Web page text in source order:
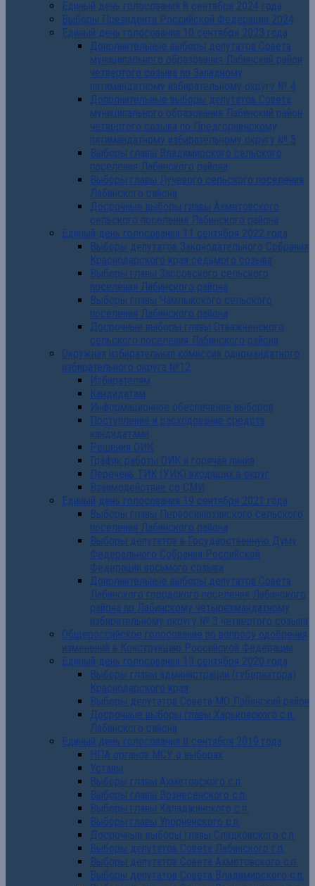
Единый день голосования 8 сентября 2024 года
Выборы Президента Российской Федерации 2024
Единый день голосования 10 сентября 2023 года
Дополнительные выборы депутатов Совета
муниципального образования Лабинский район
четвертого созыва по Западному
пятимандатному избирательному округу № 4
Дополнительные выборы депутатов Совета
муниципального образования Лабинский район
четвертого созыва по Предгорненскому
пятимандатному избирательному округу № 5
Выборы главы Владимирского сельского
поселения Лабинского района
Выборы главы Лучевого сельского поселения
Лабинского района
Досрочные выборы главы Ахметовского
сельского поселения Лабинского района
Единый день голосования 11 сентября 2022 года
Выборы депутатов Законодательного Собрания
Краснодарского края седьмого созыва
Выборы главы Зассовского сельского
поселения Лабинского района
Выборы главы Чамлыкского сельского
поселения Лабинского района
Досрочные выборы главы Отважненского
сельского поселения Лабинского района
Окружная избирательная комиссия одномандатного
избирательного округа №12
Избирателям
Кандидатам
Информационное обеспечение выборов
Поступление и расходование средств
кандидатами
Решения ОИК
График работы ОИК и горячая линия
Перечень ТИК (УИК) входящих в округ
Взаимодействие со СМИ
Единый день голосования 19 сентября 2021 года
Выборы главы Первосинюхинского сельского
поселения Лабинского района
Выборы депутатов в Государственную Думу
Федерального Собрания Российской
Федерации восьмого созыва
Дополнительные выборы депутатов Совета
Лабинского городского поселения Лабинского
района по Лабинскому четырехмандатному
избирательному округу № 3 четвертого созыва
Общероссийское голосование по вопросу одобрения
изменений в Конструкцию Российской Федерации
Единый день голосования 13 сентября 2020 года
Выборы главы администрации (губернатора)
Краснодарского края
Выборы депутатов Совета МО Лабинский район
Досрочные выборы главы Харьковского с.п.
Лабинского района
Единый день голосования 8 сентября 2019 года
НПА органов МСУ о выборах
Уставы
Выборы главы Ахметовского с.п.
Выборы главы Вознесенского с.п.
Выборы главы Каладжинского с.п.
Выборы главы Упорненского с.п.
Досрочные выборы главы Сладковского с.п.
Выборы депутатов Совета Лабинского г.п.
Выборы депутатов Совета Ахметовского с.п.
Выборы депутатов Совета Владимирского с.п.